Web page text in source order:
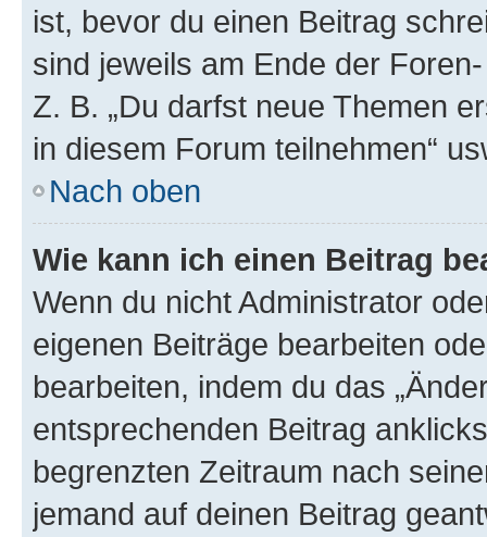
ist, bevor du einen Beitrag
sind jeweils am Ende der
Z. B. „Du darfst neue Themen
in diesem Forum teilnehmen“
Nach oben
Wie kann ich einen Beitrag
Wenn du nicht Administrator
eigenen Beiträge bearbeiten
bearbeiten, indem du das
entsprechenden Beitrag
begrenzten Zeitraum nach
jemand auf deinen Beitrag